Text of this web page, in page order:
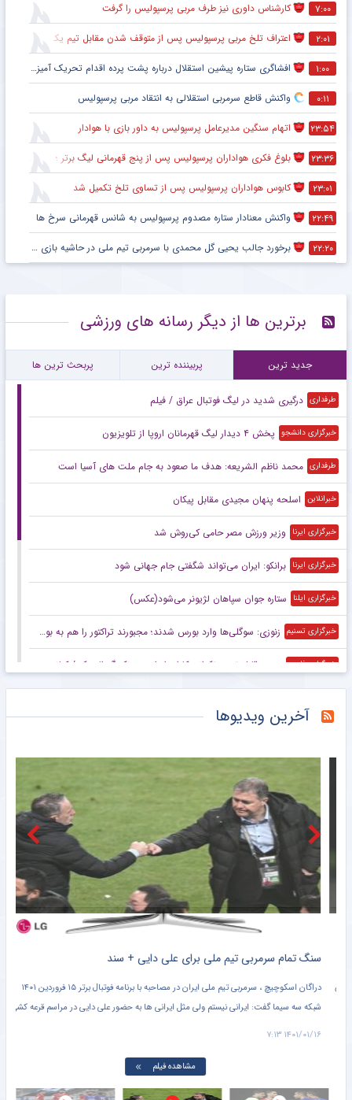
۷:۰۰ کارشناس داوری نیز طرف مربی پرسپولیس را گرفت
۲:۰۱ اعتراف تلخ مربی پرسپولیس پس از متوقف شدن مقابل تیم یک استقلالی
۱:۰۰ افشاگری ستاره پیشین استقلال درباره پشت پرده اقدام تحریک آمیز خود مقابل هواداران پرسپولیس
۰:۱۱ واکنش قاطع سرمربی استقلالی به انتقاد مربی پرسپولیس
۲۳:۵۴ اتهام سنگین مدیرعامل پرسپولیس به داور بازی با هوادار
۲۳:۳۶ بلوغ فکری هواداران پرسپولیس پس از پنج قهرمانی لیگ برتر ؛ اتفاقی تاریخی پس از پایان بازی با هوادار
۲۳:۰۱ کابوس هواداران پرسپولیس پس از تساوی تلخ تکمیل شد
۲۲:۴۹ واکنش معنادار ستاره مصدوم پرسپولیس به شانس قهرمانی سرخ ها
۲۲:۲۰ برخورد جالب یحیی گل محمدی با سرمربی تیم ملی در حاشیه بازی پرسپولیس
برترین ها از دیگر رسانه های ورزشی
جدید ترین پربیننده ترین پربحث ترین ها
طرفداری درگیری شدید در لیگ فوتبال عراق / فیلم
خبرگزاری دانشجو پخش ۴ دیدار لیگ قهرمانان اروپا از تلویزیون
طرفداری محمد ناظم الشریعه: هدف ما صعود به جام ملت های آسیا است
خبرانلاین اسلحه پنهان مجیدی مقابل پیکان
خبرگزاری ایرنا وزیر ورزش مصر حامی کی‌روش شد
خبرگزاری ایرنا برانکو: ایران می‌تواند شگفتی جام جهانی شود
خبرگزاری ایلنا ستاره جوان سپاهان لژیونر می‌شود(عکس)
خبرگزاری تسنیم زنوزی: سوگلی‌ها وارد بورس شدند؛ مجبورند تراکتور را هم به بورس ببرند/ بدهی‌های ما کمتر از ۲ میلیارد تومان است
خبرگزاری فارس صعود قابل توجه تکواندوکاران ایران در رنکینگ المپیکی/ کیانی و میرحسینی در جمع ۲۰ تکواندوکار برتر جهان
آخرین رتبه استقلال و پرسپولیس در جهان
خبرانلاین ببینید | کنایه حجت‌الاسلام برمایی به ماجرای راه ندادن بانوان به ورزشگاه امام رضا مشهد
طرفداری حضور دژاگه در تمرینات نساجی؛ زوج اشکان – مسعود شجاعی این بار در مازندران؟
طرفداری تازه‌ ترین رده‌ بندی تیم‌ های باشگاهی | سقوط پرسپولیس و صعود استقلال
آخرین ویدیوها
سنگ تمام سرمربی تیم ملی برای علی دایی + سند
دراگان اسکوچیچ ، سرمربی تیم ملی ایران در مصاحبه با برنامه فوتبال برتر ۱۵ فروردین ۱۴۰۱
شبکه سه سیما گفت: ایرانی نیستم ولی مثل ایرانی‌ ها به حضور علی دایی در مراسم قرعه کشی
۱۴۰۱/۰۱/۱۶ ۷:۱۳
مشاهده فیلم